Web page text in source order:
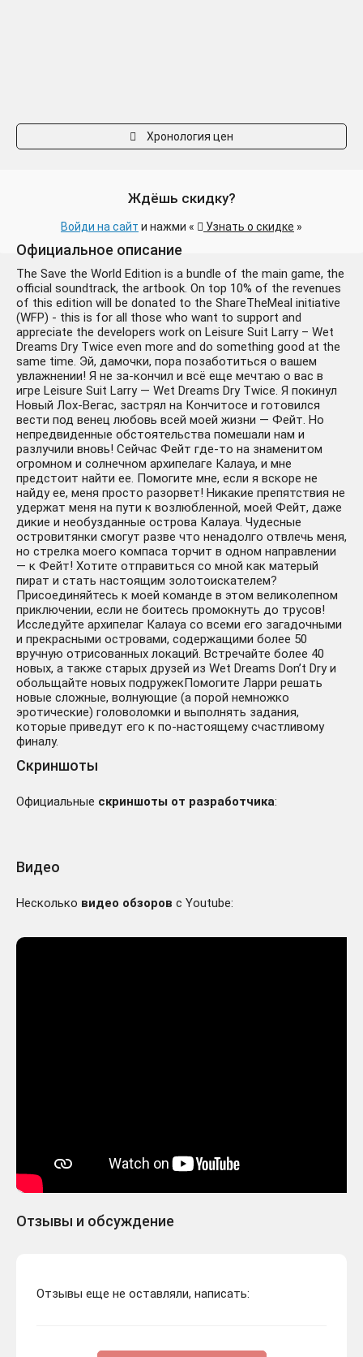
Хронология цен
Ждёшь скидку?
Войди на сайт и нажми « Узнать о скидке »
Официальное описание
The Save the World Edition is a bundle of the main game, the
official soundtrack, the artbook. On top 10% of the revenues
of this edition will be donated to the ShareTheMeal initiative
(WFP) - this is for all those who want to support and
appreciate the developers work on Leisure Suit Larry – Wet
Dreams Dry Twice even more and do something good at the
same time. Эй, дамочки, пора позаботиться о вашем
увлажнении! Я не за-кончил и всё еще мечтаю о вас в
игре Leisure Suit Larry — Wet Dreams Dry Twice. Я покинул
Новый Лох-Вегас, застрял на Кончитосе и готовился
вести под венец любовь всей моей жизни — Фейт. Но
непредвиденные обстоятельства помешали нам и
разлучили вновь! Сейчас Фейт где-то на знаменитом
огромном и солнечном архипелаге Калауа, и мне
предстоит найти ее. Помогите мне, если я вскоре не
найду ее, меня просто разорвет! Никакие препятствия не
удержат меня на пути к возлюбленной, моей Фейт, даже
дикие и необузданные острова Калауа. Чудесные
островитянки смогут разве что ненадолго отвлечь меня,
но стрелка моего компаса торчит в одном направлении
— к Фейт! Хотите отправиться со мной как матерый
пират и стать настоящим золотоискателем?
Присоединяйтесь к моей команде в этом великолепном
приключении, если не боитесь промокнуть до трусов!
Исследуйте архипелаг Калауа со всеми его загадочными
и прекрасными островами, содержащими более 50
вручную отрисованных локаций. Встречайте более 40
новых, а также старых друзей из Wet Dreams Don’t Dry и
обольщайте новых подружекПомогите Ларри решать
новые сложные, волнующие (а порой немножко
эротические) головоломки и выполнять задания,
которые приведут его к по-настоящему счастливому
финалу.
Скриншоты
Официальные скриншоты от разработчика:
Видео
Несколько видео обзоров с Youtube:
Отзывы и обсуждение
Отзывы еще не оставляли, написать: